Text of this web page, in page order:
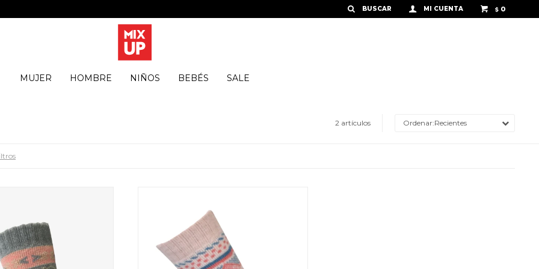
MUJER HOMBRE NIÑOS BEBÉS SALE
$ 0
2 artículos Recientes